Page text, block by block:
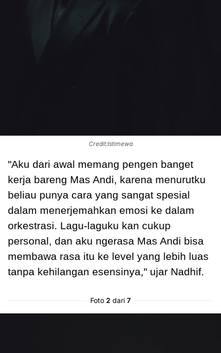
Credit:Istimewa
"Aku dari awal memang pengen banget
kerja bareng Mas Andi, karena menurutku
beliau punya cara yang sangat spesial
dalam menerjemahkan emosi ke dalam
orkestrasi. Lagu-laguku kan cukup
personal, dan aku ngerasa Mas Andi bisa
membawa rasa itu ke level yang lebih luas
tanpa kehilangan esensinya," ujar Nadhif.
Foto 2 dari 7